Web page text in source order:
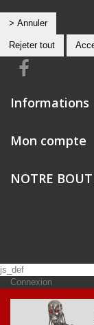
> Annuler
Rejeter tout
Informations
Mon compte
NOTRE
js_def
Connexion